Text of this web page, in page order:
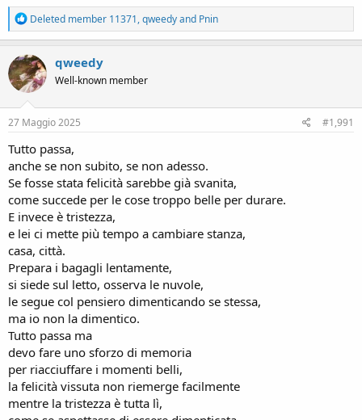
R
e
a
c
t
i
o
n
s
Deleted member 11371,qweedyand Pnin
qweedy
Well-known member
27 Maggio 2025 #1,991
Tutto passa,
anche se non subito, se non adesso.
Se fosse stata felicità sarebbe già svanita,
come succede per le cose troppo belle per durare.
E invece è tristezza,
e lei ci mette più tempo a cambiare stanza,
casa, città.
Prepara i bagagli lentamente,
si siede sul letto, osserva le nuvole,
le segue col pensiero dimenticando se stessa,
ma io non la dimentico.
Tutto passa ma
devo fare uno sforzo di memoria
per riacciuffare i momenti belli,
la felicità vissuta non riemerge facilmente
mentre la tristezza è tutta lì,